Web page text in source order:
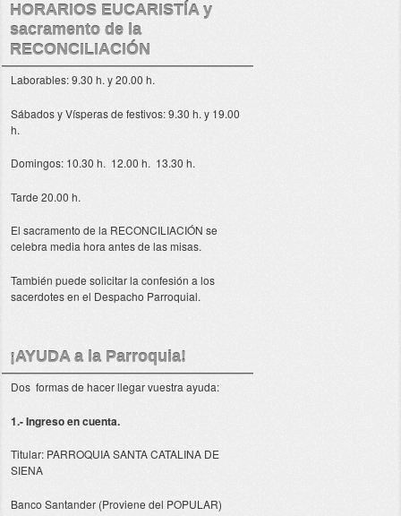
HORARIOS EUCARISTÍA y
sacramento de la
RECONCILIACIÓN
Laborables: 9.30 h. y 20.00 h.
Sábados y Vísperas de festivos: 9.30 h. y 19.00
h.
Domingos: 10.30 h. 12.00 h. 13.30 h.
Tarde 20.00 h.
El sacramento de la RECONCILIACIÓN se
celebra media hora antes de las misas.
También puede solicitar la confesión a los
sacerdotes en el Despacho Parroquial.
¡AYUDA a la Parroquia!
Dos formas de hacer llegar vuestra ayuda:
1.- Ingreso en cuenta.
Titular: PARROQUIA SANTA CATALINA DE
SIENA
Banco Santander (Proviene del POPULAR)